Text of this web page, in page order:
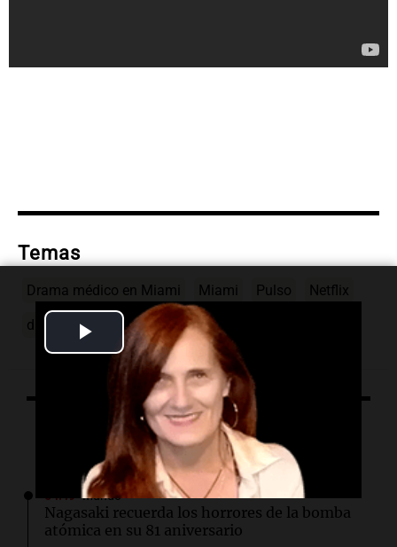
Play
Video
Temas
Drama médico en Miami Miami Pulso Netflix
drama médico serie popular
Lo último
04:49 Mundo
Nagasaki recuerda los horrores de la bomba
atómica en su 81 aniversario